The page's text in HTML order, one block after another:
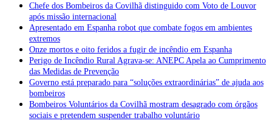
Chefe dos Bombeiros da Covilhã distinguido com Voto de Louvor
após missão internacional
Apresentado em Espanha robot que combate fogos em ambientes
extremos
Onze mortos e oito feridos a fugir de incêndio em Espanha
Perigo de Incêndio Rural Agrava-se: ANEPC Apela ao Cumprimento
das Medidas de Prevenção
Governo está preparado para “soluções extraordinárias” de ajuda aos
bombeiros
Bombeiros Voluntários da Covilhã mostram desagrado com órgãos
sociais e pretendem suspender trabalho voluntário